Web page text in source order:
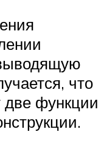
что
две функции